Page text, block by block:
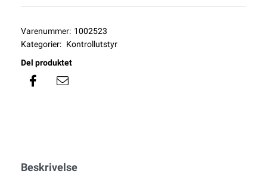
Varenummer: 1002523
Kategorier: Kontrollutstyr
Del produktet
Beskrivelse